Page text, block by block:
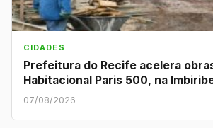
CIDADES
Prefeitura do Recife acelera
Habitacional Paris 500, na
07/08/2026